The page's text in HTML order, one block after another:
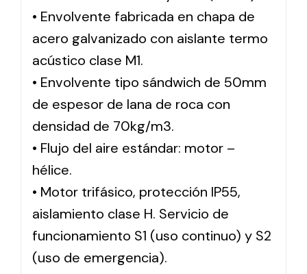
• Envolvente fabricada en chapa de
acero galvanizado con aislante termo
acústico clase M1.
• Envolvente tipo sándwich de 50mm
de espesor de lana de roca con
densidad de 70kg/m3.
• Flujo del aire estándar: motor –
hélice.
• Motor trifásico, protección IP55,
aislamiento clase H. Servicio de
funcionamiento S1 (uso continuo) y S2
(uso de emergencia).